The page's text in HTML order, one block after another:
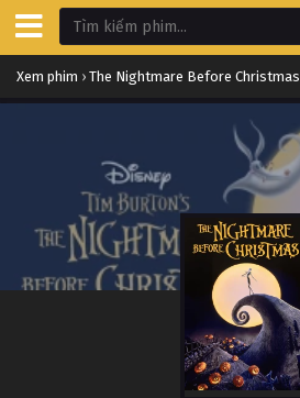
Xem phim › The Nightmare Before Christmas